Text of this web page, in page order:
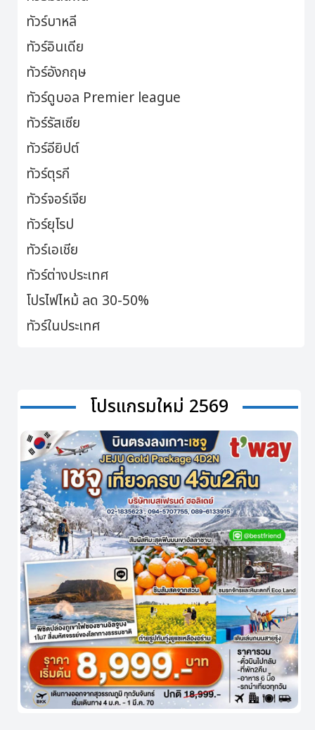
ทัวร์บาหลี
ทัวร์อินเดีย
ทัวร์อังกฤษ
ทัวร์ดูบอล Premier league
ทัวร์รัสเซีย
ทัวร์อียิปต์
ทัวร์ตุรกี
ทัวร์จอร์เจีย
ทัวร์ยุโรป
ทัวร์เอเชีย
ทัวร์ต่างประเทศ
โปรไฟไหม้ ลด 30-50%
ทัวร์ในประเทศ
โปรแกรมใหม่ 2569